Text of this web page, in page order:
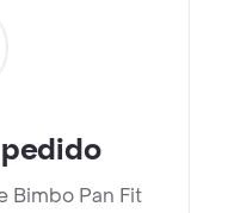
Bimbo Pan Fit